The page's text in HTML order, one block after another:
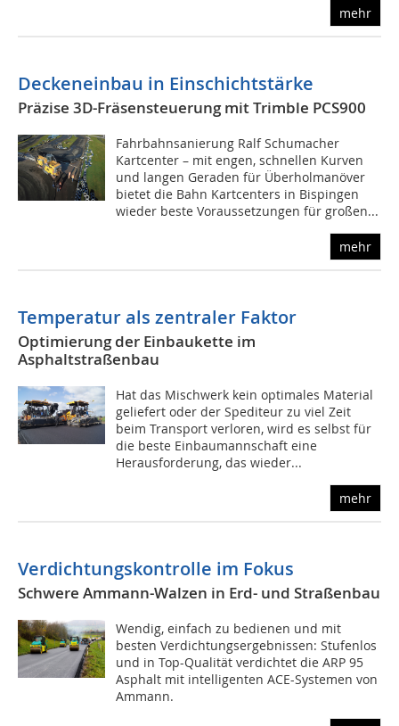
mehr
Deckeneinbau in Einschichtstärke
Präzise 3D-Fräsensteuerung mit Trimble PCS900
Fahrbahnsanierung Ralf Schumacher
Kartcenter – mit engen, schnellen Kurven
und langen Geraden für Überholmanöver
bietet die Bahn Kartcenters in Bispingen
wieder beste Voraussetzungen für großen...
mehr
Temperatur als zentraler Faktor
Optimierung der Einbaukette im
Asphaltstraßenbau
Hat das Mischwerk kein optimales Material
geliefert oder der Spediteur zu viel Zeit
beim Transport verloren, wird es selbst für
die beste Einbaumannschaft eine
Herausforderung, das wieder...
mehr
Verdichtungskontrolle im Fokus
Schwere Ammann-Walzen in Erd- und Straßenbau
Wendig, einfach zu bedienen und mit
besten Verdichtungsergebnissen: Stufenlos
und in Top-Qualität verdichtet die ARP 95
Asphalt mit intelligenten ACE-Systemen von
Ammann.